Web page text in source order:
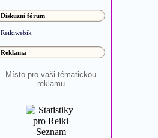
Diskuzní fórum
Reikiwebík
Reklama
Místo pro vaši tématickou
reklamu